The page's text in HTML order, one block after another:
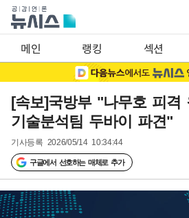
메인 랭킹 섹션
[속보]국방부 "나무호 피격
기술분석팀 두바이 파견"
기사등록 2026/05/14 10:34:44
구글에서 선호하는 매체로 추가